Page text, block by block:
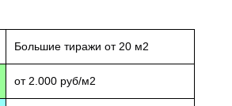
Большие тиражи от 20 м2
от 2.000 руб/м2